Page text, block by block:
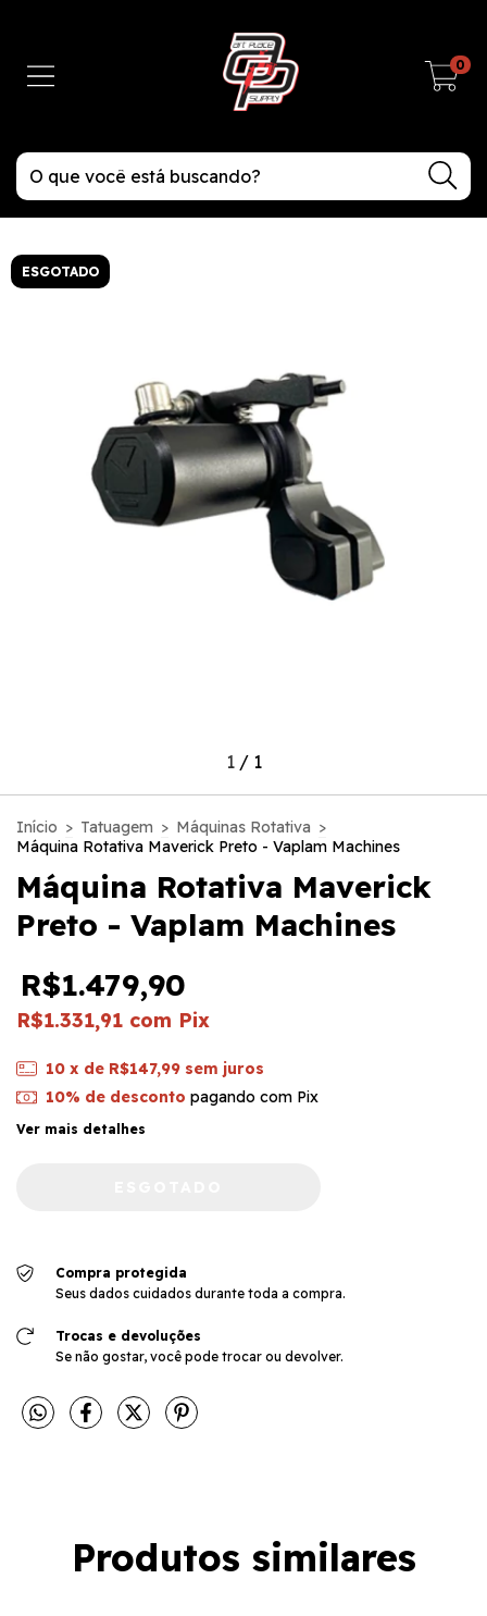
0
ESGOTADO
1/ 1
Início > Tatuagem > Máquinas Rotativa >
Máquina Rotativa Maverick Preto - Vaplam Machines
Máquina Rotativa Maverick
Preto - Vaplam Machines
R$1.479,90
R$1.331,91 com Pix
10 x de R$147,99 sem juros
10% de desconto pagando com Pix
Ver mais detalhes
Compra protegida
Seus dados cuidados durante toda a compra.
Trocas e devoluções
Se não gostar, você pode trocar ou devolver.
Produtos similares